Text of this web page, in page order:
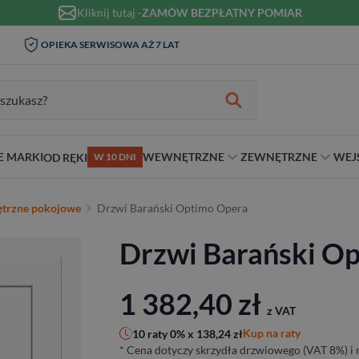
Kliknij tutaj -ZAMÓW BEZPŁATNY POMIAR
AŻ 7 LAT
WIZYTA I POMIAR W DOMU 0
ZŁ
MONTAŻ
MARKIOD RĘKI W 10 DNI WEWNĘTRZNE
Materiał
Ościeżnicą
Rodzaj
70 cm
90 cm
Na wymiar
ZEWNĘTRZNE
stylu
Rodzaj
Niestandardowe wymiary
Antywłamaniowe
RC3
pokojowe Drzwi Barański Optimo Opera
Drzwi Barański
1 382,40 zł z VAT
10 raty 0% x 138,24złKup na raty
* Cena dotyczy skrzydła drzwiowego (VAT 8%)